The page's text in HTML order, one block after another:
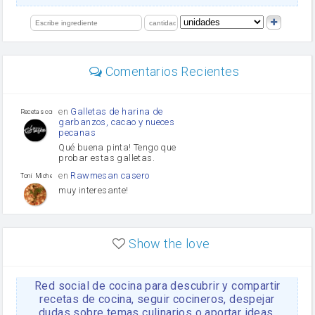
limón
Comentarios Recientes
Recetas con sazon
en Galletas de harina de
garbanzos, cacao y nueces
pecanas
Qué buena pinta! Tengo que
probar estas galletas.
Toni Michel Caubet
en Rawmesan casero
muy interesante!
enLasaña casera fácil y
HOJALDROSA TV
enGachas de la abuela
Rosa
https://youtu.be/Mz69gcVO3sI
Show the love
Red social de cocina para descubrir y compartir
recetas de cocina, seguir cocineros, despejar